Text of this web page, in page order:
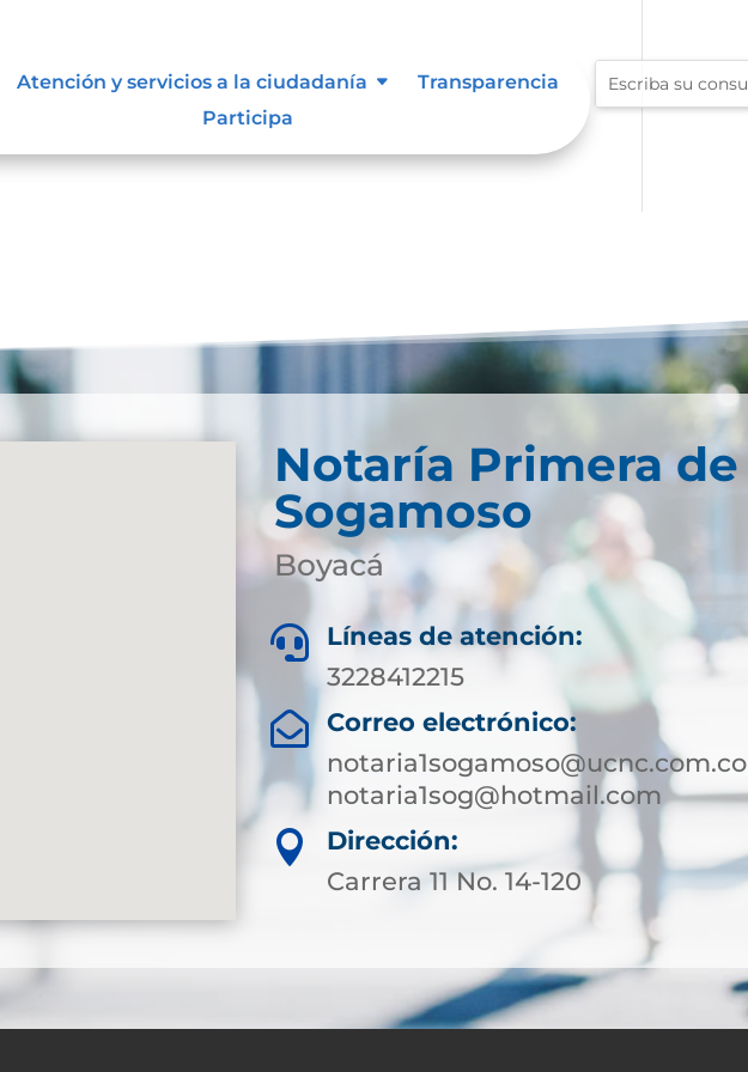
Atención y servicios a la ciudadanía
Transparencia
Participa
les aplique de interés.
Notaría Primera de
Sogamoso
Boyacá

Líneas de atención:
3228412215

Correo electrónico:
notaria1sogamoso@ucnc.com.co
notaria1sog@hotmail.com

Dirección:
Carrera 11 No. 14-120